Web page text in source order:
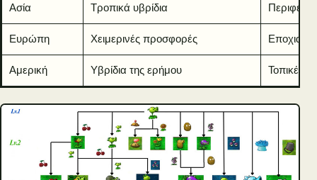
Ασία Τροπικά υβρίδια
Ευρώπη Χειμερινές προσφορές Εποχιακό
Αμερική Υβρίδια της ερήμου Τοπικές